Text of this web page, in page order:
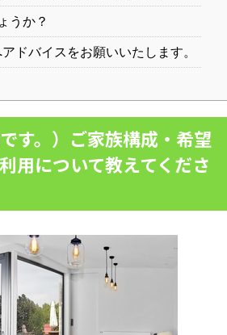
うか？
ドバイスをお願いいたします。
す。）ご家族構成・希望
用について教えてくださ